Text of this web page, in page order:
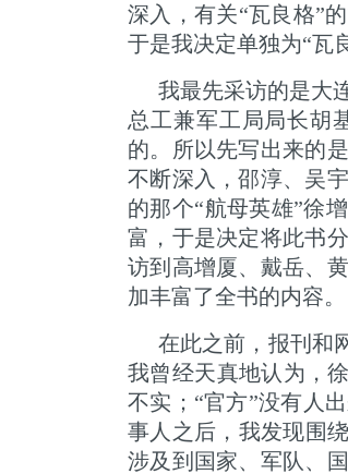
深入，有关“瓦良格”
于是我决定单独为“瓦
我最先采访的是大
总工兼军工局局长胡
的。所以先写出来的
不断深入，邵淳、吴
的那个“航母英雄”徐
富，于是决定将此书
访到高增厦、戴岳、
加丰富了全书的内容。
在此之前，报刊和
我曾经天真地认为，
不实；“官方”没有人
事人之后，我发现围
涉及到国家、军队、